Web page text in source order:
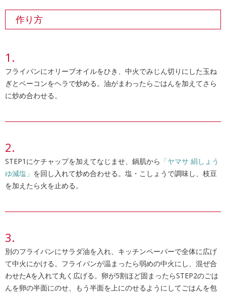
作り方
フライパンにオリーブオイルをひき、中火でみじん切りにした玉ね
ぎとベーコンをヘラで炒める。油がまわったらごはんを加えてさら
に炒め合わせる。
STEP1にケチャップを加えてなじませ、鍋肌から 「ヤマサ 絹しょう
ゆ減塩」 を回し入れて炒め合わせる。塩・こしょうで調味し、枝豆
を加えたら火を止める。
別のフライパンにサラダ油を入れ、キッチンペーパーで全体に広げ
て中火にかける。フライパンが温まったら弱めの中火にし、混ぜ合
わせたAを入れて丸く広げる。卵が5割ほど固まったらSTEP2のごは
んを卵の半面にのせ、もう半面を上にのせるようにしてごはんを包